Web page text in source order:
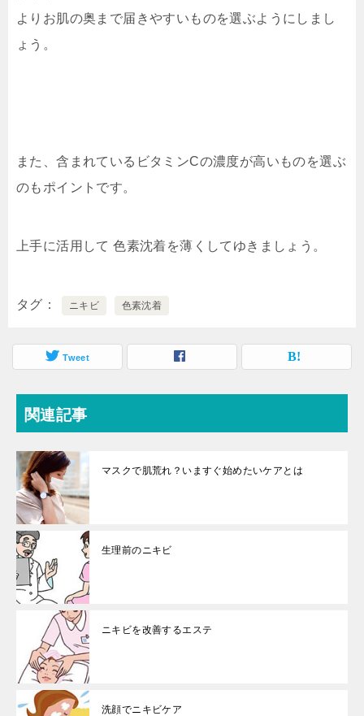
よりお肌の奥まで届きやすいものを選ぶようにしまし
ょう。
また、含まれているビタミンCの濃度が高いものを選ぶ
のもポイントです。
上手に活用して 色素沈着を薄くしてゆきましょう。
タグ ニキビ 色素沈着
Tweet
関連記事
マスクで肌荒れ？いますぐ始めたいケアとは
生理前のニキビ
ニキビを改善するエステ
洗顔でニキビケア